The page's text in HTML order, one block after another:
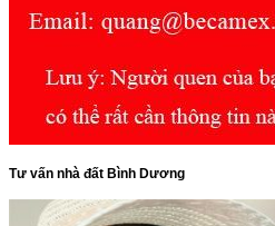
Tư vấn nhà đất Bình Dương